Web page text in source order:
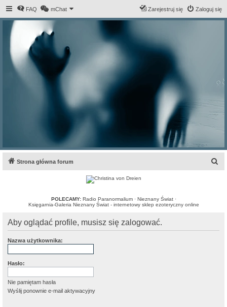
FAQ mChat Zaloguj się
Zarejestruj się
Strona główna forum
POLECAMY: Radio Paranormalium· Nieznany Świat·
Księgarnia-Galeria Nieznany Świat - internetowy sklep ezoteryczny online
Aby oglądać profile, musisz się zalogować.
Nazwa użytkownika:
Hasło:
Nie pamiętam hasła
Wyślij ponownie e-mail aktywacyjny